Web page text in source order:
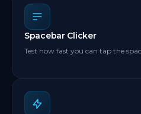
Spacebar Clicker
Test how fast you can tap the